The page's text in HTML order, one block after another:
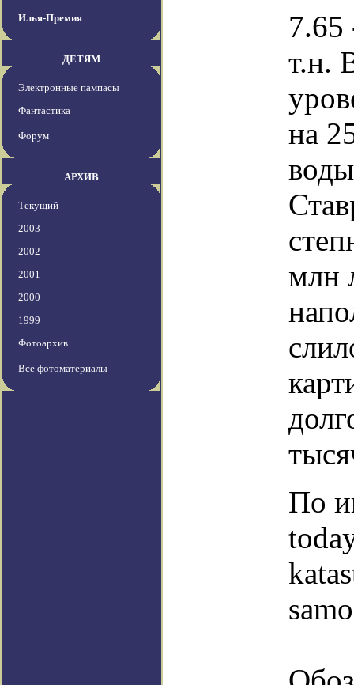
Илья-Премия
ДЕТЯМ
Электронные пампасы
Фантастика
Форум
АРХИВ
Текущий
2003
2002
2001
2000
1999
Фотоархив
Все фотоматериалы
7.65
т.н.
на
млн
По